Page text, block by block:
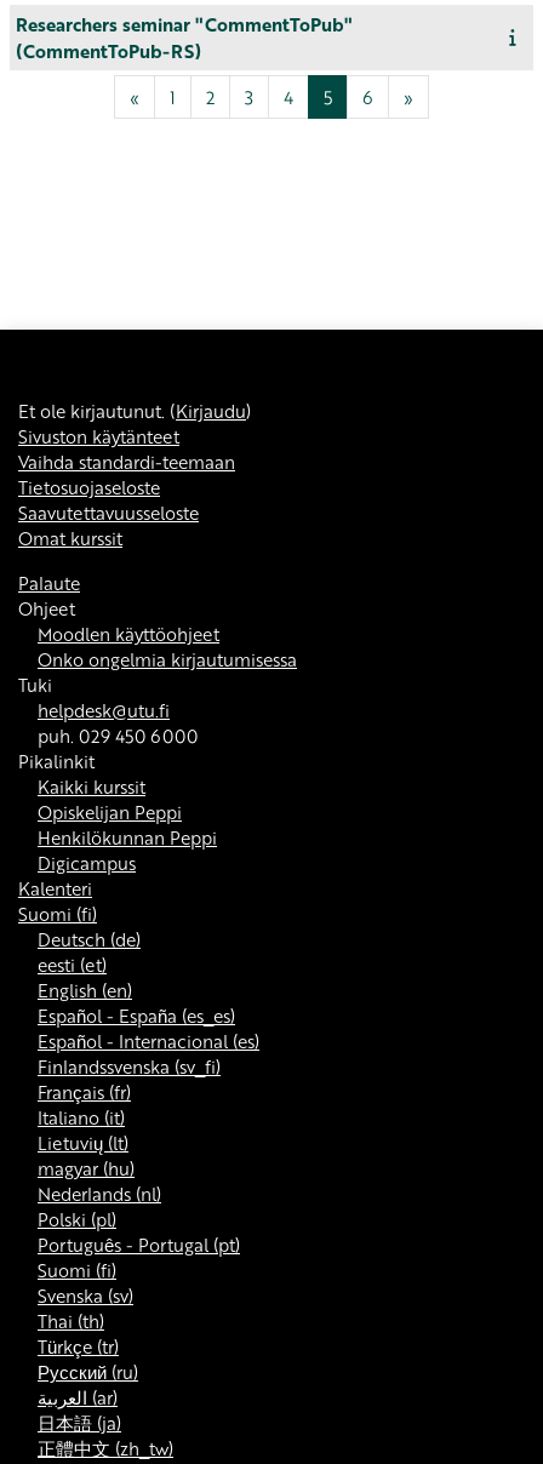
Researchers seminar "CommentToPub"
(CommentToPub-RS)
« Edellinen sivu
1 Sivu 1
2Sivu 2
3Sivu 3
4Sivu 4
5Sivu 5
6 Sivu 6
»
Et ole kirjautunut. (Kirjaudu)
Sivuston käytänteet
Vaihda standardi-teemaan
Tietosuojaseloste
Saavutettavuusseloste
Omat kurssit
Palaute
Ohjeet
Moodlen käyttöohjeet
Onko ongelmia kirjautumisessa
Tuki
helpdesk@utu.fi
puh. 029 450 6000
Pikalinkit
Kaikki kurssit
Opiskelijan Peppi
Henkilökunnan Peppi
Digicampus
Kalenteri
Suomi ‎(fi)‎
Deutsch ‎(de)‎
eesti ‎(et)‎
English ‎(en)‎
Español - España ‎(es_es)‎
Español - Internacional ‎(es)‎
Finlandssvenska ‎(sv_fi)‎
Français ‎(fr)‎
Italiano ‎(it)‎
Lietuvių ‎(lt)‎
magyar ‎(hu)‎
Nederlands ‎(nl)‎
Polski ‎(pl)‎
Português - Portugal ‎(pt)‎
Suomi ‎(fi)‎
Svenska ‎(sv)‎
Thai ‎(th)‎
Türkçe ‎(tr)‎
Русский ‎(ru)‎
العربية ‎(ar)‎
日本語 ‎(ja)‎
正體中文 ‎(zh_tw)‎